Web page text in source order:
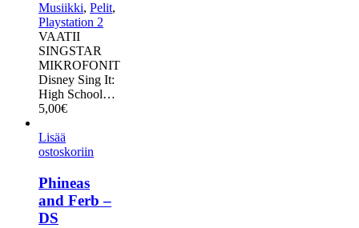
Musiikki, Pelit,
Playstation 2
VAATII
SINGSTAR
MIKROFONIT
Disney Sing It:
High School…
5,00€
Lisää
ostoskoriin
Phineas
and Ferb –
DS